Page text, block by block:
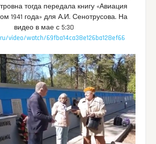
тогда передала книгу «Авиация
1941 года» для А.И. Сенотрусова. На
видео в мае с 5:30
video/watch/69fba14ca38e126ba128ef66